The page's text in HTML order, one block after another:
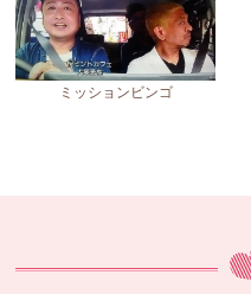
ミッションビンゴ